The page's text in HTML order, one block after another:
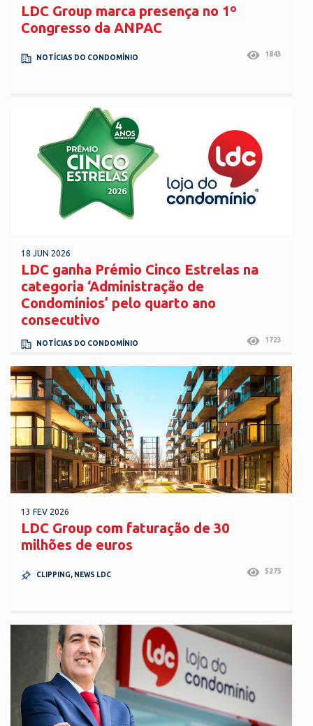
LDC Group marca presença no 1º
Congresso da ANPAC
NOTÍCIAS DO CONDOMÍNIO 1843
18 JUN 2026
LDC ganha Prémio Cinco Estrelas na
categoria ‘Administração de
Condomínios’ pelo quarto ano
consecutivo
NOTÍCIAS DO CONDOMÍNIO 1723
13 FEV 2026
LDC Group com faturação de 30
milhões de euros
CLIPPING, NEWS LDC 5275